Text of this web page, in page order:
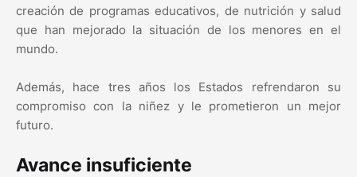
creación de programas educativos, de nutrición y salud
que han mejorado la situación de los menores en el
mundo.
Además, hace tres años los Estados refrendaron su
compromiso con la niñez y le prometieron un mejor
futuro.
Avance insuficiente